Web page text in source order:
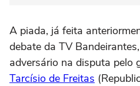
A piada, já feita
debate da TV
adversário na disputa pelo
Tarcísio de Freitas